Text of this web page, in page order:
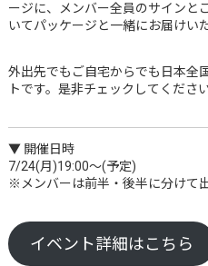
ージに、メンバー全員のサインと
いてパッケージと一緒にお届けい
外出先でもご自宅からでも日本全
トです。是非チェックしてくださ
▼ 開催日時
7/24(月)19:00～(予定)
※メンバーは前半・後半に分けて
イベント詳細はこちら